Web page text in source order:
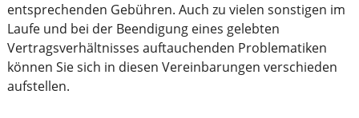
entsprechenden Gebühren. Auch zu vielen sonstigen im
Laufe und bei der Beendigung eines gelebten
Vertragsverhältnisses auftauchenden Problematiken
können Sie sich in diesen Vereinbarungen verschieden
aufstellen.